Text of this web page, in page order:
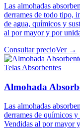
Las almohadas
derrames de todo tipo,
de agua, químicos y
al por mayor y por
Consultar precioVer →
Telas Absorbentes
Almohada
Las almohadas
derrames de químicos
Vendidas al por mayor